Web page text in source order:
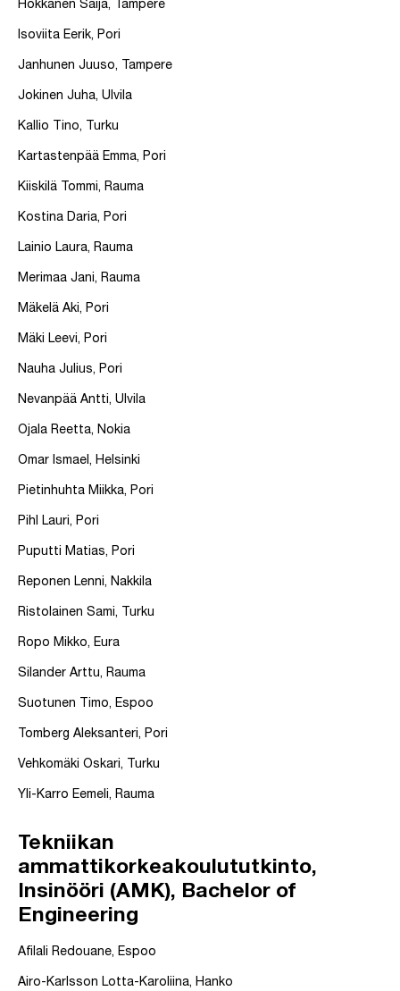
Hokkanen Saija, Tampere
Isoviita Eerik, Pori
Janhunen Juuso, Tampere
Jokinen Juha, Ulvila
Kallio Tino, Turku
Kartastenpää Emma, Pori
Kiiskilä Tommi, Rauma
Kostina Daria, Pori
Lainio Laura, Rauma
Merimaa Jani, Rauma
Mäkelä Aki, Pori
Mäki Leevi, Pori
Nauha Julius, Pori
Nevanpää Antti, Ulvila
Ojala Reetta, Nokia
Omar Ismael, Helsinki
Pietinhuhta Miikka, Pori
Pihl Lauri, Pori
Puputti Matias, Pori
Reponen Lenni, Nakkila
Ristolainen Sami, Turku
Ropo Mikko, Eura
Silander Arttu, Rauma
Suotunen Timo, Espoo
Tomberg Aleksanteri, Pori
Vehkomäki Oskari, Turku
Yli-Karro Eemeli, Rauma
Tekniikan
ammattikorkeakoulututkinto,
Insinööri (AMK), Bachelor of
Engineering
Afilali Redouane, Espoo
Airo-Karlsson Lotta-Karoliina, Hanko